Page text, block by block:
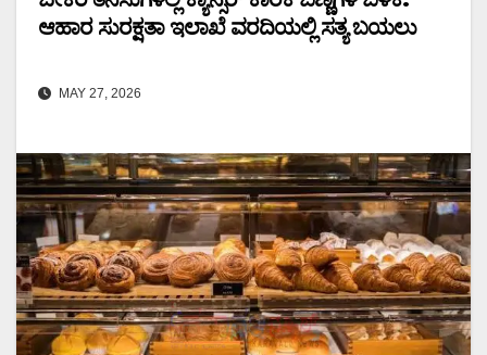
ಆಹಾರ ಸುರಕ್ಷತಾ ಇಲಾಖೆ ವರದಿಯಲ್ಲಿ ಸತ್ಯ ಬಯಲು
MAY 27, 2026